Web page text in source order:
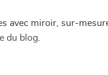
avec miroir, sur-
du blog.